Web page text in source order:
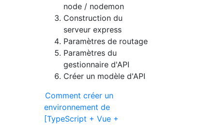
node / nodemon
Construction du
serveur express
Paramètres de routage
Paramètres du
gestionnaire d'API
Créer un modèle d'API
Comment créer un
environnement de
[TypeScript + Vue +